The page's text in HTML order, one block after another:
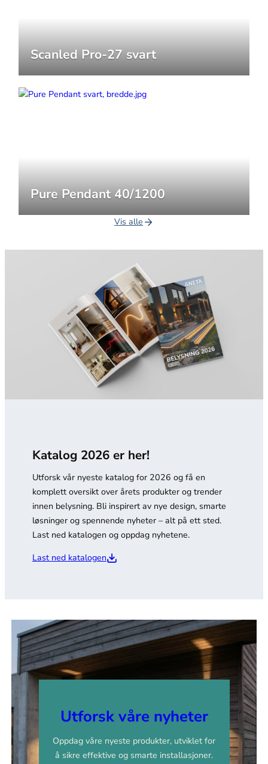
Scanled Pro-27 svart
Pure Pendant 40/1200
Vis alle
Katalog 2026 er her!
Utforsk vår nyeste katalog for 2026 og få en
komplett oversikt over årets produkter og trender
innen belysning. Bli inspirert av nye design, smarte
løsninger og spennende nyheter – alt på ett sted.
Last ned katalogen og oppdag nyhetene.
Last ned katalogen
Utforsk våre nyheter
Oppdag våre nyeste produkter, utviklet for
å sikre effektive og smarte installasjoner.